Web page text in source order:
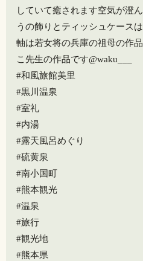
していて癒されます空気が澄
うの飾りとティッシュケース
軸は若女将の兵庫の祖母の作
こ先生の作品です@waku___
#和風旅館美里
#黒川温泉
#室礼
#内湯
#露天風呂めぐり
#硫黄泉
#南小国町
#熊本観光
#温泉
#旅行
#観光地
#熊本県